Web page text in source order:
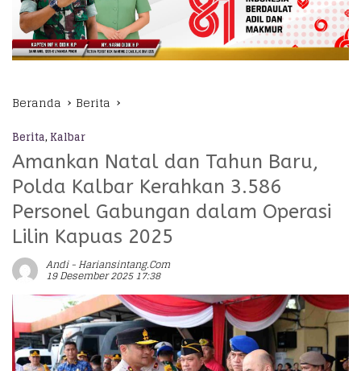
Beranda Berita
Berita, Kalbar
Amankan Natal dan Tahun Baru,
Polda Kalbar Kerahkan 3.586
Personel Gabungan dalam Operasi
Lilin Kapuas 2025
Andi - Hariansintang.com
19 Desember 2025 17:38